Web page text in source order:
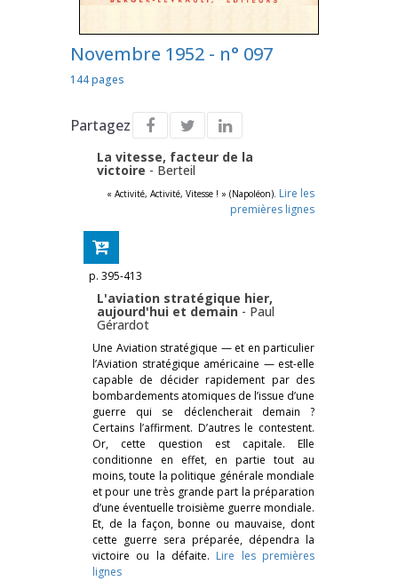
Novembre 1952 - n° 097
144 pages
Partagez
La vitesse, facteur de la
victoire - Berteil
« Activité, Activité, Vitesse ! » (Napoléon). Lire les
premières lignes
p. 395-413
L'aviation stratégique hier,
aujourd'hui et demain - Paul
Gérardot
Une Aviation stratégique — et en particulier
l’Aviation stratégique américaine — est-elle
capable de décider rapidement par des
bombardements atomiques de l’issue d’une
guerre qui se déclencherait demain ?
Certains l’affirment. D’autres le contestent.
Or, cette question est capitale. Elle
conditionne en effet, en partie tout au
moins, toute la politique générale mondiale
et pour une très grande part la préparation
d’une éventuelle troisième guerre mondiale.
Et, de la façon, bonne ou mauvaise, dont
cette guerre sera préparée, dépendra la
victoire ou la défaite. Lire les premières
lignes